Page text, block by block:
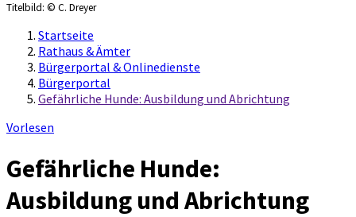
Titelbild: © C. Dreyer
Startseite
Rathaus & Ämter
Bürgerportal & Onlinedienste
Bürgerportal
Gefährliche Hunde: Ausbildung und Abrichtung
Vorlesen
Gefährliche Hunde:
Ausbildung und Abrichtung